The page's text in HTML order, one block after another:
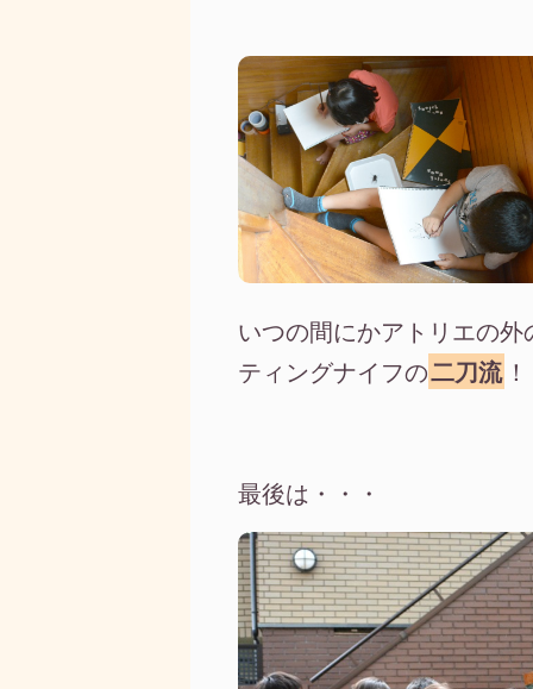
いつの間にかアトリエの外
ティングナイフの二刀流 ！
最後は・・・